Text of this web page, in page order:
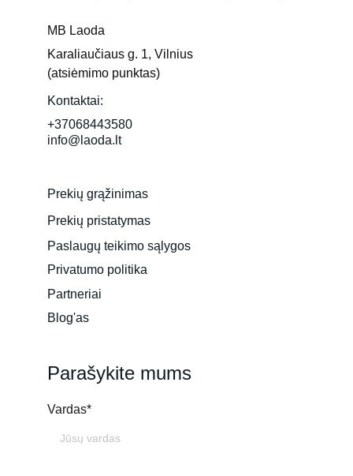
Parašykite mums
Vardas*
MB Laoda
Karaliaučiaus g. 1, Vilnius
(atsiėmimo punktas)
Kontaktai:
+37068443580
info@laoda.lt
Paslaugų teikimo sąlygos
Prekių grąžinimas
Prekių pristatymas
Privatumo politika
Partneriai
Blog'as